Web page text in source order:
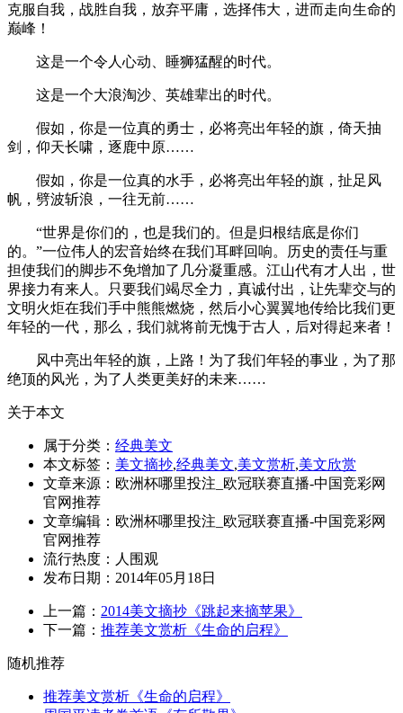
克服自我，战胜自我，放弃平庸，选择伟大，进而走向生命的
巅峰！
这是一个令人心动、睡狮猛醒的时代。
这是一个大浪淘沙、英雄辈出的时代。
假如，你是一位真的勇士，必将亮出年轻的旗，倚天抽
剑，仰天长啸，逐鹿中原……
假如，你是一位真的水手，必将亮出年轻的旗，扯足风
帆，劈波斩浪，一往无前……
“世界是你们的，也是我们的。但是归根结底是你们
的。”一位伟人的宏音始终在我们耳畔回响。历史的责任与重
担使我们的脚步不免增加了几分凝重感。江山代有才人出，世
界接力有来人。只要我们竭尽全力，真诚付出，让先辈交与的
文明火炬在我们手中熊熊燃烧，然后小心翼翼地传给比我们更
年轻的一代，那么，我们就将前无愧于古人，后对得起来者！
风中亮出年轻的旗，上路！为了我们年轻的事业，为了那
绝顶的风光，为了人类更美好的未来……
关于本文
属于分类： 经典美文
本文标签： 美文摘抄,经典美文,美文赏析,美文欣赏
文章来源：欧洲杯哪里投注_欧冠联赛直播-中国竞彩网
官网推荐
文章编辑：欧洲杯哪里投注_欧冠联赛直播-中国竞彩网
官网推荐
流行热度： 人围观
发布日期：2014年05月18日
上一篇： 2014美文摘抄《跳起来摘苹果》
下一篇： 推荐美文赏析《生命的启程》
随机推荐
推荐美文赏析《生命的启程》